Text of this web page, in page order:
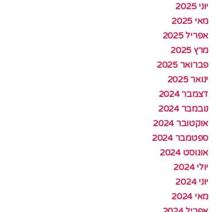
יוני 2025
מאי 2025
אפריל 2025
מרץ 2025
פברואר 2025
ינואר 2025
דצמבר 2024
נובמבר 2024
אוקטובר 2024
ספטמבר 2024
אוגוסט 2024
יולי 2024
יוני 2024
מאי 2024